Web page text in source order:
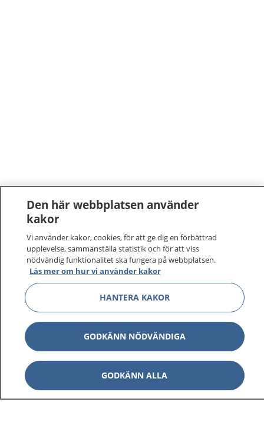
1177–tryggt om din hälsa och vård
På 1177.se får du råd om hälsa och information om
sjukdomar och vilka mottagningar du kan kontakta.
Logga in för att läsa din journal och göra dina
sjukvårdsrådgivning dygnet runt.
1177 ger dig råd när du vill må bättre.
Den här webbplatsen använder
kakor
Vi använder kakor, cookies, för att ge dig en förbättrad
upplevelse, sammanställa statistik och för att viss
nödvändig funktionalitet ska fungera på webbplatsen.
Läs mer om hur vi använder kakor
HANTERA KAKOR
GODKÄNN NÖDVÄNDIGA
GODKÄNN ALLA